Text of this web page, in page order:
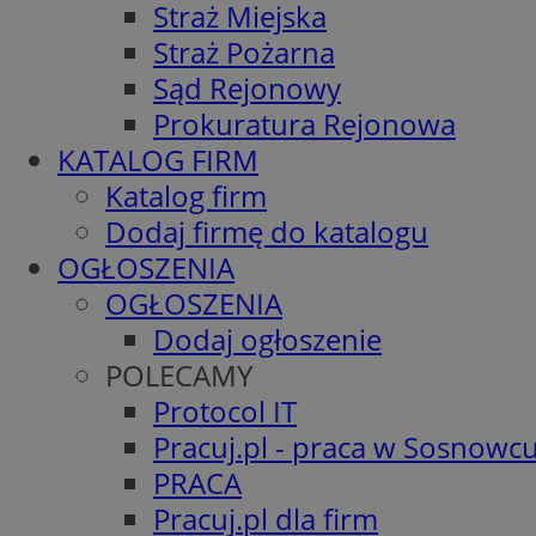
Straż Miejska
Straż Pożarna
Sąd Rejonowy
Prokuratura Rejonowa
KATALOG FIRM
Katalog firm
Dodaj firmę do katalogu
OGŁOSZENIA
OGŁOSZENIA
Dodaj ogłoszenie
POLECAMY
Protocol IT
Pracuj.pl - praca w
PRACA
Pracuj.pl dla firm